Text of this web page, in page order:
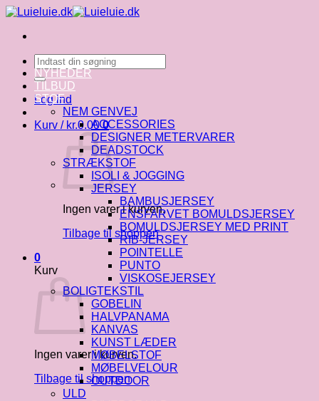
Fortsæt
indhold
Søg
efter:
Log ind
Kurv / kr.0.00 0
Ingen varer i kurven.
Tilbage til shoppen
0
Kurv
Ingen varer i kurven.
Tilbage til shoppen
NYHEDER
TILBUD
STOF
NEM GENVEJ
ACCESSORIES
DESIGNER METERVARER
DEADSTOCK
STRÆKSTOF
ISOLI & JOGGING
JERSEY
BAMBUSJERSEY
ENSFARVET BOMULDSJERSEY
BOMULDSJERSEY MED PRINT
RIB-JERSEY
POINTELLE
PUNTO
VISKOSEJERSEY
BOLIGTEKSTIL
GOBELIN
HALVPANAMA
KANVAS
KUNST LÆDER
MØBELSTOF
MØBELVELOUR
OUTDOOR
ULD